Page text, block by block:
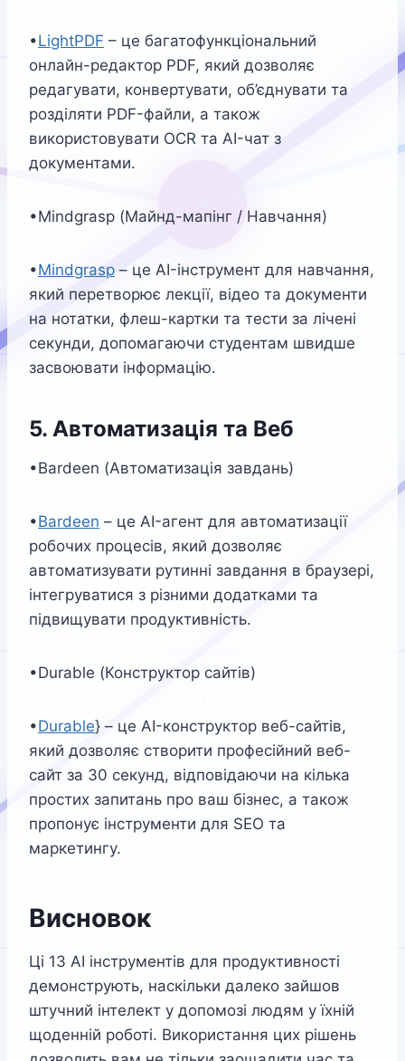
•LightPDF – це багатофункціональний
онлайн-редактор PDF, який дозволяє
редагувати, конвертувати, об’єднувати та
розділяти PDF-файли, а також
використовувати OCR та AI-чат з
документами.
•Mindgrasp (Майнд-мапінг / Навчання)
•Mindgrasp – це AI-інструмент для навчання,
який перетворює лекції, відео та документи
на нотатки, флеш-картки та тести за лічені
секунди, допомагаючи студентам швидше
засвоювати інформацію.
5. Автоматизація та Веб
•Bardeen (Автоматизація завдань)
•Bardeen – це AI-агент для автоматизації
робочих процесів, який дозволяє
автоматизувати рутинні завдання в браузері,
інтегруватися з різними додатками та
підвищувати продуктивність.
•Durable (Конструктор сайтів)
•Durable} – це AI-конструктор веб-сайтів,
який дозволяє створити професійний веб-
сайт за 30 секунд, відповідаючи на кілька
простих запитань про ваш бізнес, а також
пропонує інструменти для SEO та
маркетингу.
Висновок
Ці 13 AI інструментів для продуктивності
демонструють, наскільки далеко зайшов
штучний інтелект у допомозі людям у їхній
щоденній роботі. Використання цих рішень